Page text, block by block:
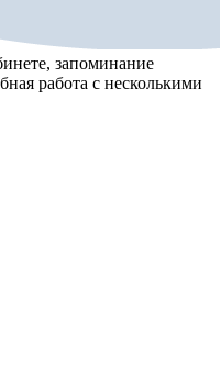
запоминание
работа с несколькими